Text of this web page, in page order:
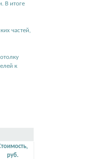
В итоге
частей,
к
руб.